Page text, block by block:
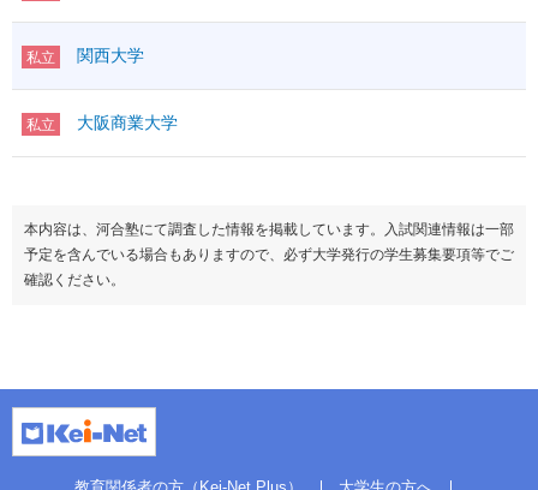
私立 関西大学
私立 大阪商業大学
本内容は、河合塾にて調査した情報を掲載しています。入試関連情報は一部
予定を含んでいる場合もありますので、必ず大学発行の学生募集要項等でご
確認ください。